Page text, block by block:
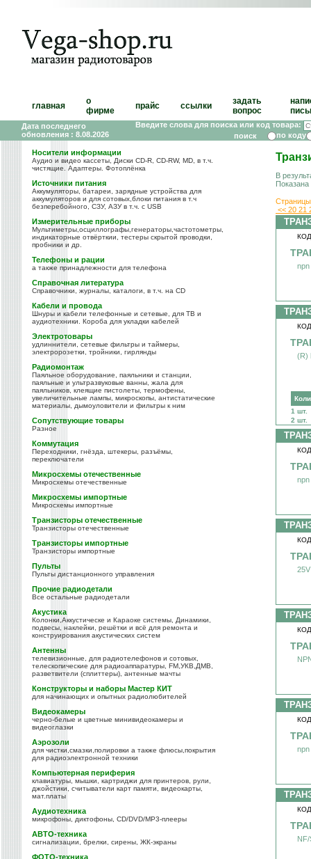
главная
о
фирме
прайс ссылки
задать
вопрос
Дата последнего
обновления : 8.08.2026
Введите слова для поиска или код товара:
по коду
Носители информации
Аудио и видео кассеты, Диски CD-R, CD-RW, MD, в т.ч.
чистящие. Адаптеры. Фотоплёнка
Источники питания
Аккумуляторы, батареи, зарядные устройства для
аккумуляторов и для сотовых,блоки питания в т.ч
безперебойного, СЗУ, АЗУ в т.ч. с USB
Измерительные приборы
Мультиметры,осциллографы,генераторы,частотометры,
индикаторные отвёрткии, тестеры скрытой проводки,
пробники и др.
Телефоны и рации
а также принадлежности для телефона
Справочная литература
Справочники, журналы, каталоги, в т.ч. на CD
Кабели и провода
Шнуры и кабели телефонные и сетевые, для ТВ и
аудиотехники. Короба для укладки кабелей
Электротовары
удлиннители, сетевые фильтры и таймеры,
электророзетки, тройники, гирлянды
Радиомонтаж
Паяльное оборудование, паяльники и станции,
паяльные и ультразвуковые ванны, жала для
паяльников, клеящие пистолеты, термофены,
увеличительные лампы, микроскопы, антистатические
материалы, дымоуловители и фильтры к ним
Сопутствующие товары
Разное
Коммутация
Переходники, гнёзда, штекеры, разъёмы,
переключатели
Микросхемы отечественные
Микросхемы отечественные
Микросхемы импортные
Микросхемы импортные
Транзисторы отечественные
Транзисторы отечественные
Транзисторы импортные
Транзисторы импортные
Пульты
Пульты дистанционного управления
Прочие радиодетали
Все остальные радиодетали
Акустика
Колонки,Аккустическе и Караоке системы, Динамики,
подвесы, наклейки, решётки и всё для ремонта и
конструирования акустических систем
Антенны
телевизионные, для радиотелефонов и сотовых,
телескопические для радиоаппаратуры, FM,УКВ,ДМВ,
разветвители (сплиттеры), антенные мачты
Конструкторы и наборы Мастер КИТ
для начинающих и опытных радиолюбителей
Видеокамеры
черно-белые и цветные минивидеокамеры и
видеоглазки
Аэрозоли
для чистки,смазки,полировки а также флюсы,покрытия
для радиоэлектронной техники
Компьютерная периферия
клавиатуры, мышки, картриджи для принтеров, рули,
джойстики, считыватели карт памяти, видеокарты,
мат.платы
Аудиотехника
микрофоны, диктофоны, CD/DVD/MP3-плееры
АВТО-техника
сигнализации, брелки, сирены, ЖК-экраны
ФОТО-техника
В
<< 20 21
npn
(R)
1 шт.
2 шт.
npn
npn